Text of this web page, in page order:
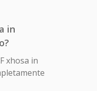
in
xhosa in